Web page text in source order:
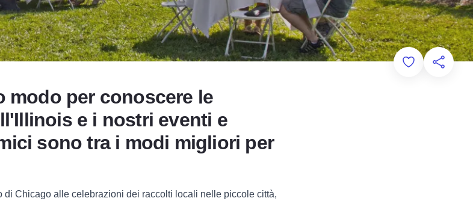
Add to
modo per conoscere le
e i nostri eventi e
sono tra i modi migliori per
Chicago alle celebrazioni dei raccolti locali nelle piccole città,